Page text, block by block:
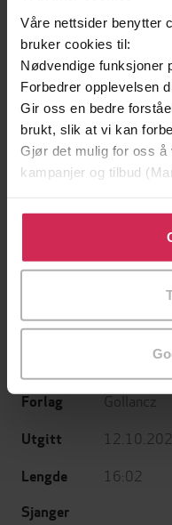
Våre nettsider benytter
bruker cookies til:
Nødvendige funksjoner
Forbedrer opplevelsen
Gir oss en bedre
brukt, slik at vi kan
Gjør det mulig for oss å
kampanjer og tilbud
Klikk på «Godta alle»
bruke cookies for alle
tilpasse ditt samtykke
199,-
Minnesota
Jo Nesbø
EBOK
Undertittel A
and
fans of
(innleser)
Forlag Gollancz
Utgitt
Lengde 16:02
Sjanger